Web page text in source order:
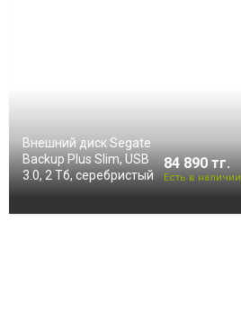
Внешний диск Segate
Backup Plus Slim, USB
3.0, 2 Тб, серебристый
84 890 тг.
Есть в наличии